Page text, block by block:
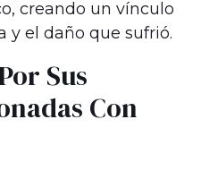
creando un vínculo
y el daño que sufrió.
Sus
Con